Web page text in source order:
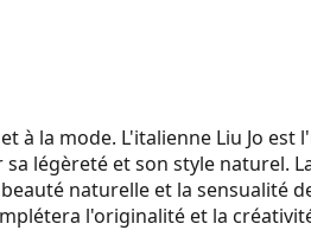
à la mode. L'italienne Liu Jo est
légèreté et son style naturel.
naturelle et la sensualité
l'originalité et la